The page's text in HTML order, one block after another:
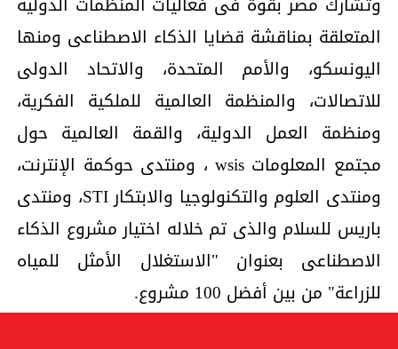
المتعلقة بمناقشة قضايا الذكاء الاصطناعى ومنها
اليونسكو، والأمم المتحدة، والاتحاد الدولى
للاتصالات، والمنظمة العالمية للملكية الفكرية،
ومنظمة العمل الدولية، والقمة العالمية حول
مجتمع المعلومات wsis ، ومنتدى حوكمة الإنترنت،
ومنتدى العلوم والتكنولوجيا والابتكار STI، ومنتدى
باريس للسلام والذى تم خلاله اختيار مشروع الذكاء
الاصطناعى بعنوان "الاستغلال الأمثل للمياه
للزراعة" من بين أفضل 100 مشروع.